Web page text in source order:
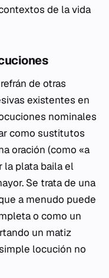
de la vida
de otras
existentes en
nominales
como sustitutos
oración (como «a
la plata baila el
Se trata de una
a menudo puede
o como un
un matiz
locución no